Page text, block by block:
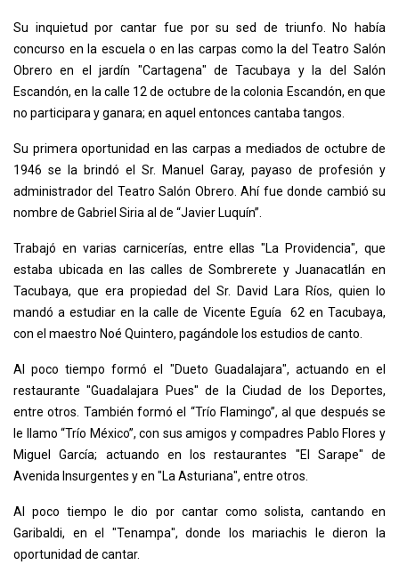
Su inquietud por cantar fue por su sed de triunfo. No había
concurso en la escuela o en las carpas como la del Teatro Salón
Obrero en el jardín "Cartagena" de Tacubaya y la del Salón
Escandón, en la calle 12 de octubre de la colonia Escandón, en que
no participara y ganara; en aquel entonces cantaba tangos.
Su primera oportunidad en las carpas a mediados de octubre de
1946 se la brindó el Sr. Manuel Garay, payaso de profesión y
administrador del Teatro Salón Obrero. Ahí fue donde cambió su
nombre de Gabriel Siria al de “Javier Luquín”.
Trabajó en varias carnicerías, entre ellas "La Providencia", que
estaba ubicada en las calles de Sombrerete y Juanacatlán en
Tacubaya, que era propiedad del Sr. David Lara Ríos, quien lo
mandó a estudiar en la calle de Vicente Eguía 62 en Tacubaya,
con el maestro Noé Quintero, pagándole los estudios de canto.
Al poco tiempo formó el "Dueto Guadalajara", actuando en el
restaurante "Guadalajara Pues" de la Ciudad de los Deportes,
entre otros. También formó el “Trío Flamingo”, al que después se
le llamo “Trío México”, con sus amigos y compadres Pablo Flores y
Miguel García; actuando en los restaurantes "El Sarape" de
Avenida Insurgentes y en "La Asturiana", entre otros.
Al poco tiempo le dio por cantar como solista, cantando en
Garibaldi, en el "Tenampa", donde los mariachis le dieron la
oportunidad de cantar.